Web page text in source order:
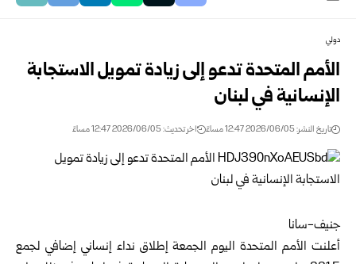
دولي
الأمم المتحدة تدعو إلى زيادة تمويل الاستجابة
الإنسانية في لبنان
تاريخ النشر: 2026/06/05 12:47 مساءً اخر تحديث: 2026/06/05 12:47 مساءً
جنيف-سانا‏
أعلنت الأمم المتحدة اليوم الجمعة إطلاق نداء إنساني إضافي لجمع